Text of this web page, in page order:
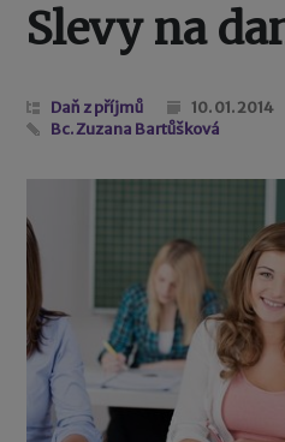
Slevy na
Daň z příjmů
10. 01. 2014
Bc. Zuzana Bartůšková